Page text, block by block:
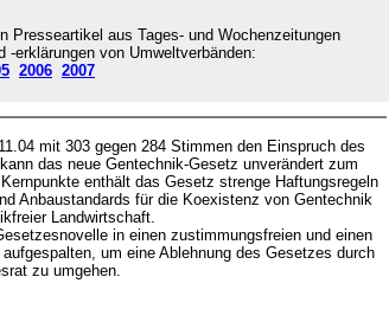
Presseartikel aus Tages- und Wochenzeitungen
-erklärungen von Umweltverbänden:
2006 2007
mit 303 gegen 284 Stimmen den Einspruch des
das neue Gentechnik-Gesetz unverändert zum
enthält das Gesetz strenge Haftungsregeln
Anbaustandards für die Koexistenz von Gentechnik
Landwirtschaft.
in einen zustimmungsfreien und einen
um eine Ablehnung des Gesetzes durch
zu umgehen.